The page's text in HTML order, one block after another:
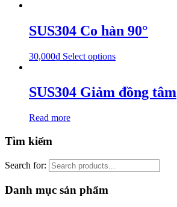
SUS304 Co hàn 90°
30,000₫ Select options
SUS304 Giảm đồng tâm
Read more
Tìm kiếm
Search for:
Danh mục sản phẩm